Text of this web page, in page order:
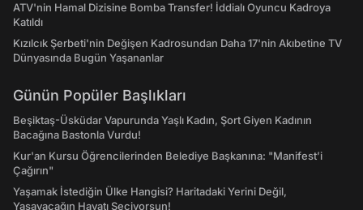
ATV'nin Hamal Dizisine Bomba Transfer! İddialı Oyuncu Kadroya
Katıldı
Kızılcık Şerbeti'nin Değişen Kadrosundan Daha 17'nin Akıbetine TV
Dünyasında Bugün Yaşananlar
Günün Popüler Başlıkları
Beşiktaş-Üsküdar Vapurunda Yaşlı Kadın, Şort Giyen Kadının
Bacağına Bastonla Vurdu!
Kur'an Kursu Öğrencilerinden Belediye Başkanına: "Manifest’i
Çağırın"
Yaşamak İstediğin Ülke Hangisi? Haritadaki Yerini Değil,
Yaşayacağın Hayatı Seçiyorsun!